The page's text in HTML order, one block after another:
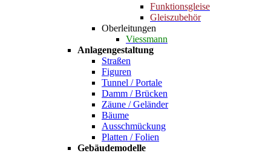
Funktionsgleise
Gleiszubehör
Oberleitungen
Viessmann
Anlagengestaltung
Straßen
Figuren
Tunnel / Portale
Damm / Brücken
Zäune / Geländer
Bäume
Ausschmückung
Platten / Folien
Gebäudemodelle